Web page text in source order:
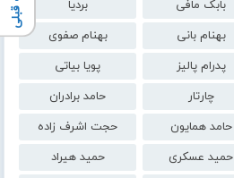
بابک مافی
بردیا
بهنام بانی
بهنام صفوی
پدرام پالیز
پویا بیاتی
چارتار
حامد برادران
حامد همایون
حجت اشرف زاده
حمید عسکری
حمید هیراد